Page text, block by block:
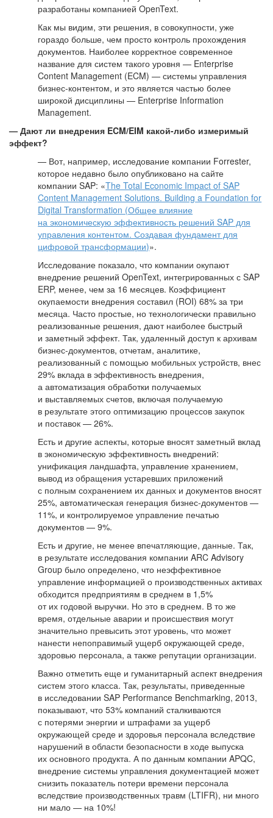
разработаны компанией OpenText.
Как мы видим, эти решения, в совокупности, уже
гораздо больше, чем просто контроль прохождения
документов. Наиболее корректное современное
название для систем такого уровня — Enterprise
Content Management (ECM) — системы управления
бизнес-контентом, и это является частью более
широкой дисциплины — Enterprise Information
Management.
— Дают ли внедрения ECM/EIM какой-либо измеримый
эффект?
— Вот, например, исследование компании Forrester,
которое недавно было опубликовано на сайте
компании SAP: «The Total Economic Impact of SAP
Content Management Solutions. Building a Foundation for
Digital Transformation (Общее влияние
на экономическую эффективность решений SAP для
управления контентом. Создавая фундамент для
цифровой трансформации)».
Исследование показало, что компании окупают
внедрение решений OpenText, интегрированных с SAP
ERP, менее, чем за 16 месяцев. Коэффициент
окупаемости внедрения составил (ROI) 68% за три
месяца. Часто простые, но технологически правильно
реализованные решения, дают наиболее быстрый
и заметный эффект. Так, удаленный доступ к архивам
бизнес-документов, отчетам, аналитике,
реализованный с помощью мобильных устройств, внес
29% вклада в эффективность внедрения,
а автоматизация обработки получаемых
и выставляемых счетов, включая получаемую
в результате этого оптимизацию процессов закупок
и поставок — 26%.
Есть и другие аспекты, которые вносят заметный вклад
в экономическую эффективность внедрений:
унификация ландшафта, управление хранением,
вывод из обращения устаревших приложений
с полным сохранением их данных и документов вносят
25%, автоматическая генерация бизнес-документов —
11%, и контролируемое управление печатью
документов — 9%.
Есть и другие, не менее впечатляющие, данные. Так,
в результате исследования компании ARC Advisory
Group было определено, что неэффективное
управление информацией о производственных активах
обходится предприятиям в среднем в 1,5%
от их годовой выручки. Но это в среднем. В то же
время, отдельные аварии и происшествия могут
значительно превысить этот уровень, что может
нанести непоправимый ущерб окружающей среде,
здоровью персонала, а также репутации организации.
Важно отметить еще и гуманитарный аспект внедрения
систем этого класса. Так, результаты, приведенные
в исследовании SAP Performance Benchmarking, 2013,
показывают, что 53% компаний сталкиваются
с потерями энергии и штрафами за ущерб
окружающей среде и здоровья персонала вследствие
нарушений в области безопасности в ходе выпуска
их основного продукта. А по данным компании APQC,
внедрение системы управления документацией может
снизить показатель потери времени персонала
вследствие производственных травм (LTIFR), ни много
ни мало — на 10%!